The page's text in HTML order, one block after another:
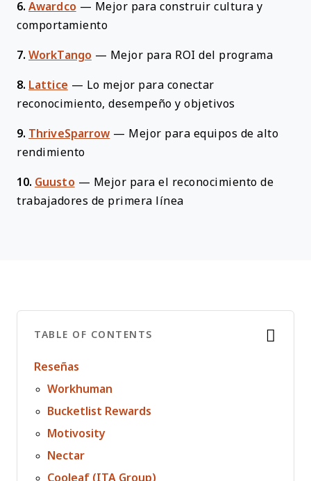
6. Awardco — Mejor para construir cultura y
comportamiento
7. WorkTango — Mejor para ROI del programa
8. Lattice — Lo mejor para conectar
reconocimiento, desempeño y objetivos
9. ThriveSparrow — Mejor para equipos de alto
rendimiento
10. Guusto — Mejor para el reconocimiento de
trabajadores de primera línea
TABLE OF CONTENTS
Reseñas
Workhuman
Bucketlist Rewards
Motivosity
Nectar
Cooleaf (ITA Group)